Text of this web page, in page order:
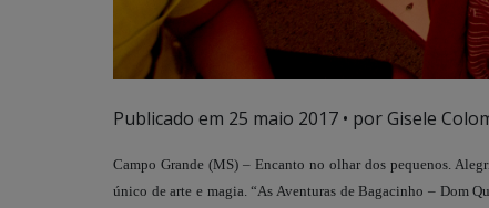
Publicado em 25 maio 2017 • por Gisele
Campo Grande (MS) – Encanto no olhar dos pequenos.
único de arte e magia. “As Aventuras de Bagacinho – Dom